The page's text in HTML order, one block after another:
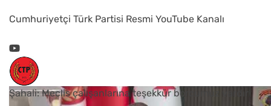
Cumhuriyetçi Türk Partisi Resmi YouTube Kanalı
Şahali: Meclis çalışanlarına teşekkür borcumuz vardır